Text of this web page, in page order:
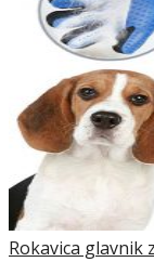
Rokavica glavnik